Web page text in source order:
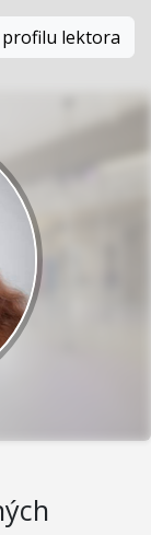
profilu lektora